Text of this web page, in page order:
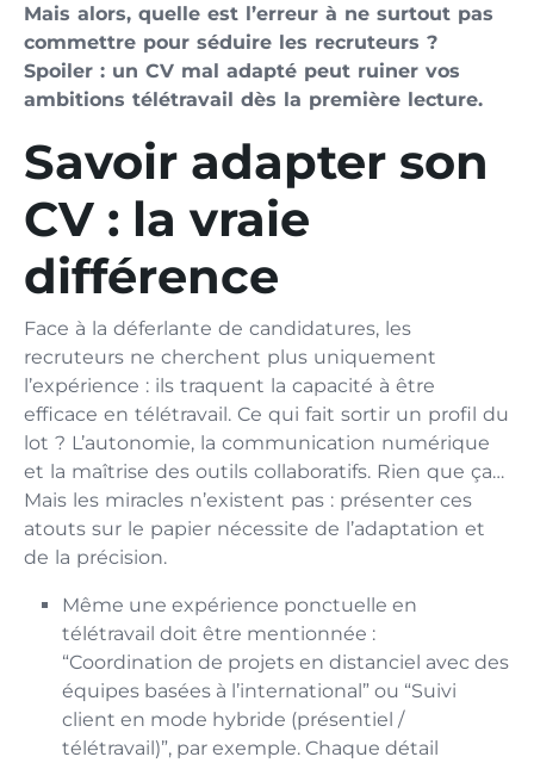
Mais alors, quelle est l’erreur à ne surtout pas
commettre pour séduire les recruteurs ?
Spoiler : un CV mal adapté peut ruiner vos
ambitions télétravail dès la première lecture.
Savoir adapter son
CV : la vraie
différence
Face à la déferlante de candidatures, les
recruteurs ne cherchent plus uniquement
l’expérience : ils traquent la capacité à être
efficace en télétravail. Ce qui fait sortir un profil du
lot ? L’autonomie, la communication numérique
et la maîtrise des outils collaboratifs. Rien que ça…
Mais les miracles n’existent pas : présenter ces
atouts sur le papier nécessite de l’adaptation et
de la précision.
Même une expérience ponctuelle en
télétravail doit être mentionnée :
“Coordination de projets en distanciel avec des
équipes basées à l’international” ou “Suivi
client en mode hybride (présentiel /
télétravail)”, par exemple. Chaque détail